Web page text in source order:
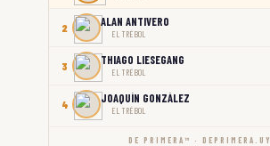
2 ALAN ANTIVERO
EL TRÉBOL
3 THIAGO LIESEGANG
EL TRÉBOL
4 JOAQUÍN GONZÁLEZ
EL TRÉBOL
DE PRIMERA™ · DEPRIMERA.UY